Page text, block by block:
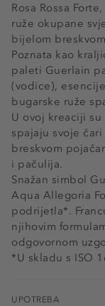
Rosa Rossa
ruže okupane
bijelom
Poznata kao
paleti Guerlain
(vodice),
bugarske ruže
U ovoj kreaciji
spajaju svoje
breskvom
i pačulija.
Snažan simbol
Aqua Allegoria
podrijetla*.
njihovim
odgovornom
*U skladu s ISO
UPOTREBA